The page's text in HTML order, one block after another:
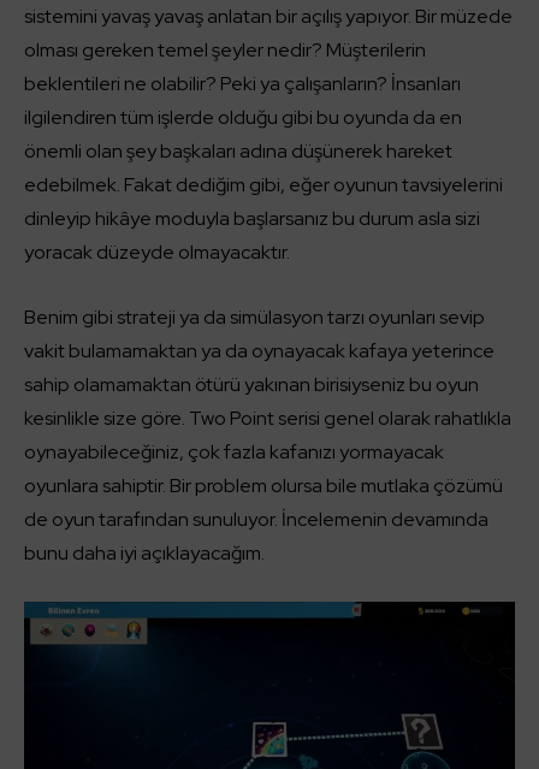
sistemini yavaş yavaş anlatan bir açılış yapıyor. Bir müzede
olması gereken temel şeyler nedir? Müşterilerin
beklentileri ne olabilir? Peki ya çalışanların? İnsanları
ilgilendiren tüm işlerde olduğu gibi bu oyunda da en
önemli olan şey başkaları adına düşünerek hareket
edebilmek. Fakat dediğim gibi, eğer oyunun tavsiyelerini
dinleyip hikâye moduyla başlarsanız bu durum asla sizi
yoracak düzeyde olmayacaktır.
Benim gibi strateji ya da simülasyon tarzı oyunları sevip
vakit bulamamaktan ya da oynayacak kafaya yeterince
sahip olamamaktan ötürü yakınan birisiyseniz bu oyun
kesinlikle size göre. Two Point serisi genel olarak rahatlıkla
oynayabileceğiniz, çok fazla kafanızı yormayacak
oyunlara sahiptir. Bir problem olursa bile mutlaka çözümü
de oyun tarafından sunuluyor. İncelemenin devamında
bunu daha iyi açıklayacağım.